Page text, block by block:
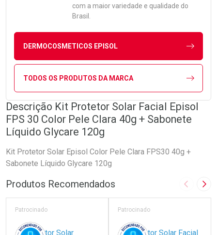
com a maior variedade e qualidade do
Brasil.
DERMOCOSMETICOS EPISOL
TODOS OS PRODUTOS DA MARCA
Descrição Kit Protetor Solar Facial Episol
FPS 30 Color Pele Clara 40g + Sabonete
Líquido Glycare 120g
Kit Protetor Solar Episol Color Pele Clara FPS30 40g +
Sabonete Líquido Glycare 120g
Produtos Recomendados Imagem
Patrocinado Patrocinado